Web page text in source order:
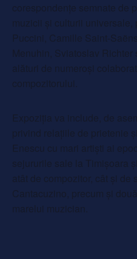
corespondențe semnate de
muzicii și culturii
Puccini, Camille Saint-
Menuhin, Sviatoslav Richter
alături de numeroși
compozitorului.
Expoziția va include, de
privind relațiile de prietenie
Enescu cu mari artiști ai
sejururile sale la Timișoara
atât de compozitor, cât și de
Cantacuzino, precum și
marelui muzician.